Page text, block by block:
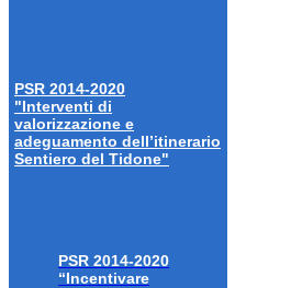
PSR 2014-2020
"Interventi di
valorizzazione e
adeguamento dell’itinerario
Sentiero del Tidone"
PSR 2014-2020
“Incentivare